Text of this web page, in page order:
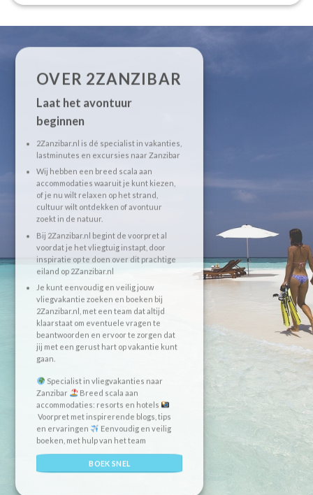
OVER 2ZANZIBAR
Laat het avontuur
beginnen
2Zanzibar.nl is dé specialist in vakanties,
lastminutes en excursies naar Zanzibar
Wij hebben een breed scala aan
accommodaties waaruit je kunt kiezen,
of je nu wilt relaxen op het strand,
cultuur wilt ontdekken of avontuur
zoekt in de natuur.
Bij 2Zanzibar.nl begint de voorpret al
voordat je het vliegtuig instapt, door
inspiratie op te doen over dit prachtige
eiland op 2Zanzibar.nl
Je kunt eenvoudig en veilig jouw
vliegvakantie zoeken en boeken bij
2Zanzibar.nl, met een team dat altijd
klaarstaat om eventuele vragen te
beantwoorden en ervoor te zorgen dat
jij met een gerust hart op vakantie kunt
gaan.
Specialist in vliegvakanties naar
Zanzibar
Breed scala aan
accommodaties: resorts en hotels
Voorpret met inspirerende blogs, tips
en ervaringen
Eenvoudig en veilig
boeken, met hulp van het team
BOEK SNEL